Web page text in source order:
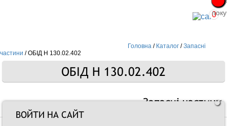
0
Головна / Каталог /Запасні
частини /ОБІД Н 130.02.402
ОБІД Н 130.02.402
Запасні частини
ВОЙТИ НА САЙТ